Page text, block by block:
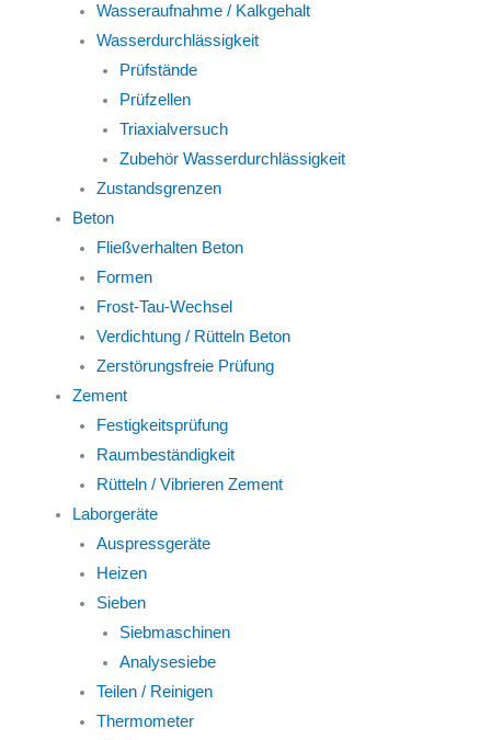
Wasseraufnahme / Kalkgehalt
Wasserdurchlässigkeit
Prüfstände
Prüfzellen
Triaxialversuch
Zubehör Wasserdurchlässigkeit
Zustandsgrenzen
Beton
Fließverhalten Beton
Formen
Frost-Tau-Wechsel
Verdichtung / Rütteln Beton
Zerstörungsfreie Prüfung
Zement
Festigkeitsprüfung
Raumbeständigkeit
Rütteln / Vibrieren Zement
Laborgeräte
Auspressgeräte
Heizen
Sieben
Siebmaschinen
Analysesiebe
Teilen / Reinigen
Thermometer